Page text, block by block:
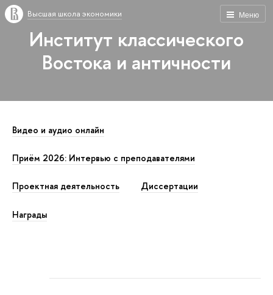
Меню
Высшая школа экономики
Институт классического
Востока и античности
Видео и аудио онлайн
Приём 2026: Интервью с преподавателями
Проектная деятельность Диссертации
Награды